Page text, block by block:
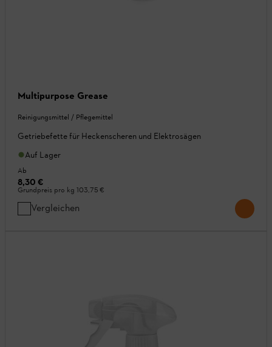
Multipurpose Grease
Reinigungsmittel / Pflegemittel
Getriebefette für Heckenscheren und Elektrosägen
Auf Lager
Ab
8,30 €
Grundpreis pro kg 103,75 €
Vergleichen